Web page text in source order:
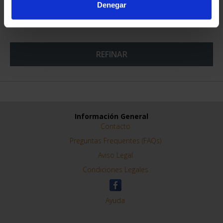
Denegar
REFINAR
Información General
Contacto
Preguntas Frequentes (FAQs)
Aviso Legal
Condiciones Legales
Ayuda